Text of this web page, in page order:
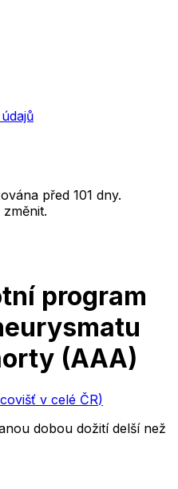
před 101 dny.
program
(AAA)
v celé ČR)
dobou dožití delší než